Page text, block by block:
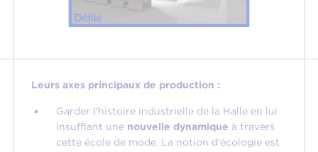
Leurs axes principaux de production :
Garder l'histoire industrielle de la Halle en lui
insufflant une nouvelle dynamique à travers
cette école de mode. La notion d'écologie est